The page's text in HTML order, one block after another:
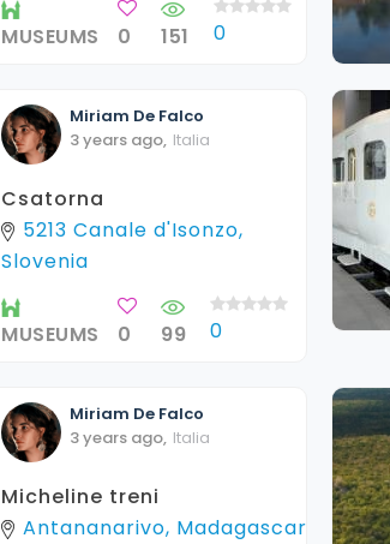
MUSEUMS 0 151 0
Miriam De Falco
3 years ago, Italia
Csatorna
5213 Canale d'Isonzo,
Slovenia
MUSEUMS 0 99 0
Miriam De Falco
3 years ago, Italia
Micheline treni
Antananarivo, Madagascar